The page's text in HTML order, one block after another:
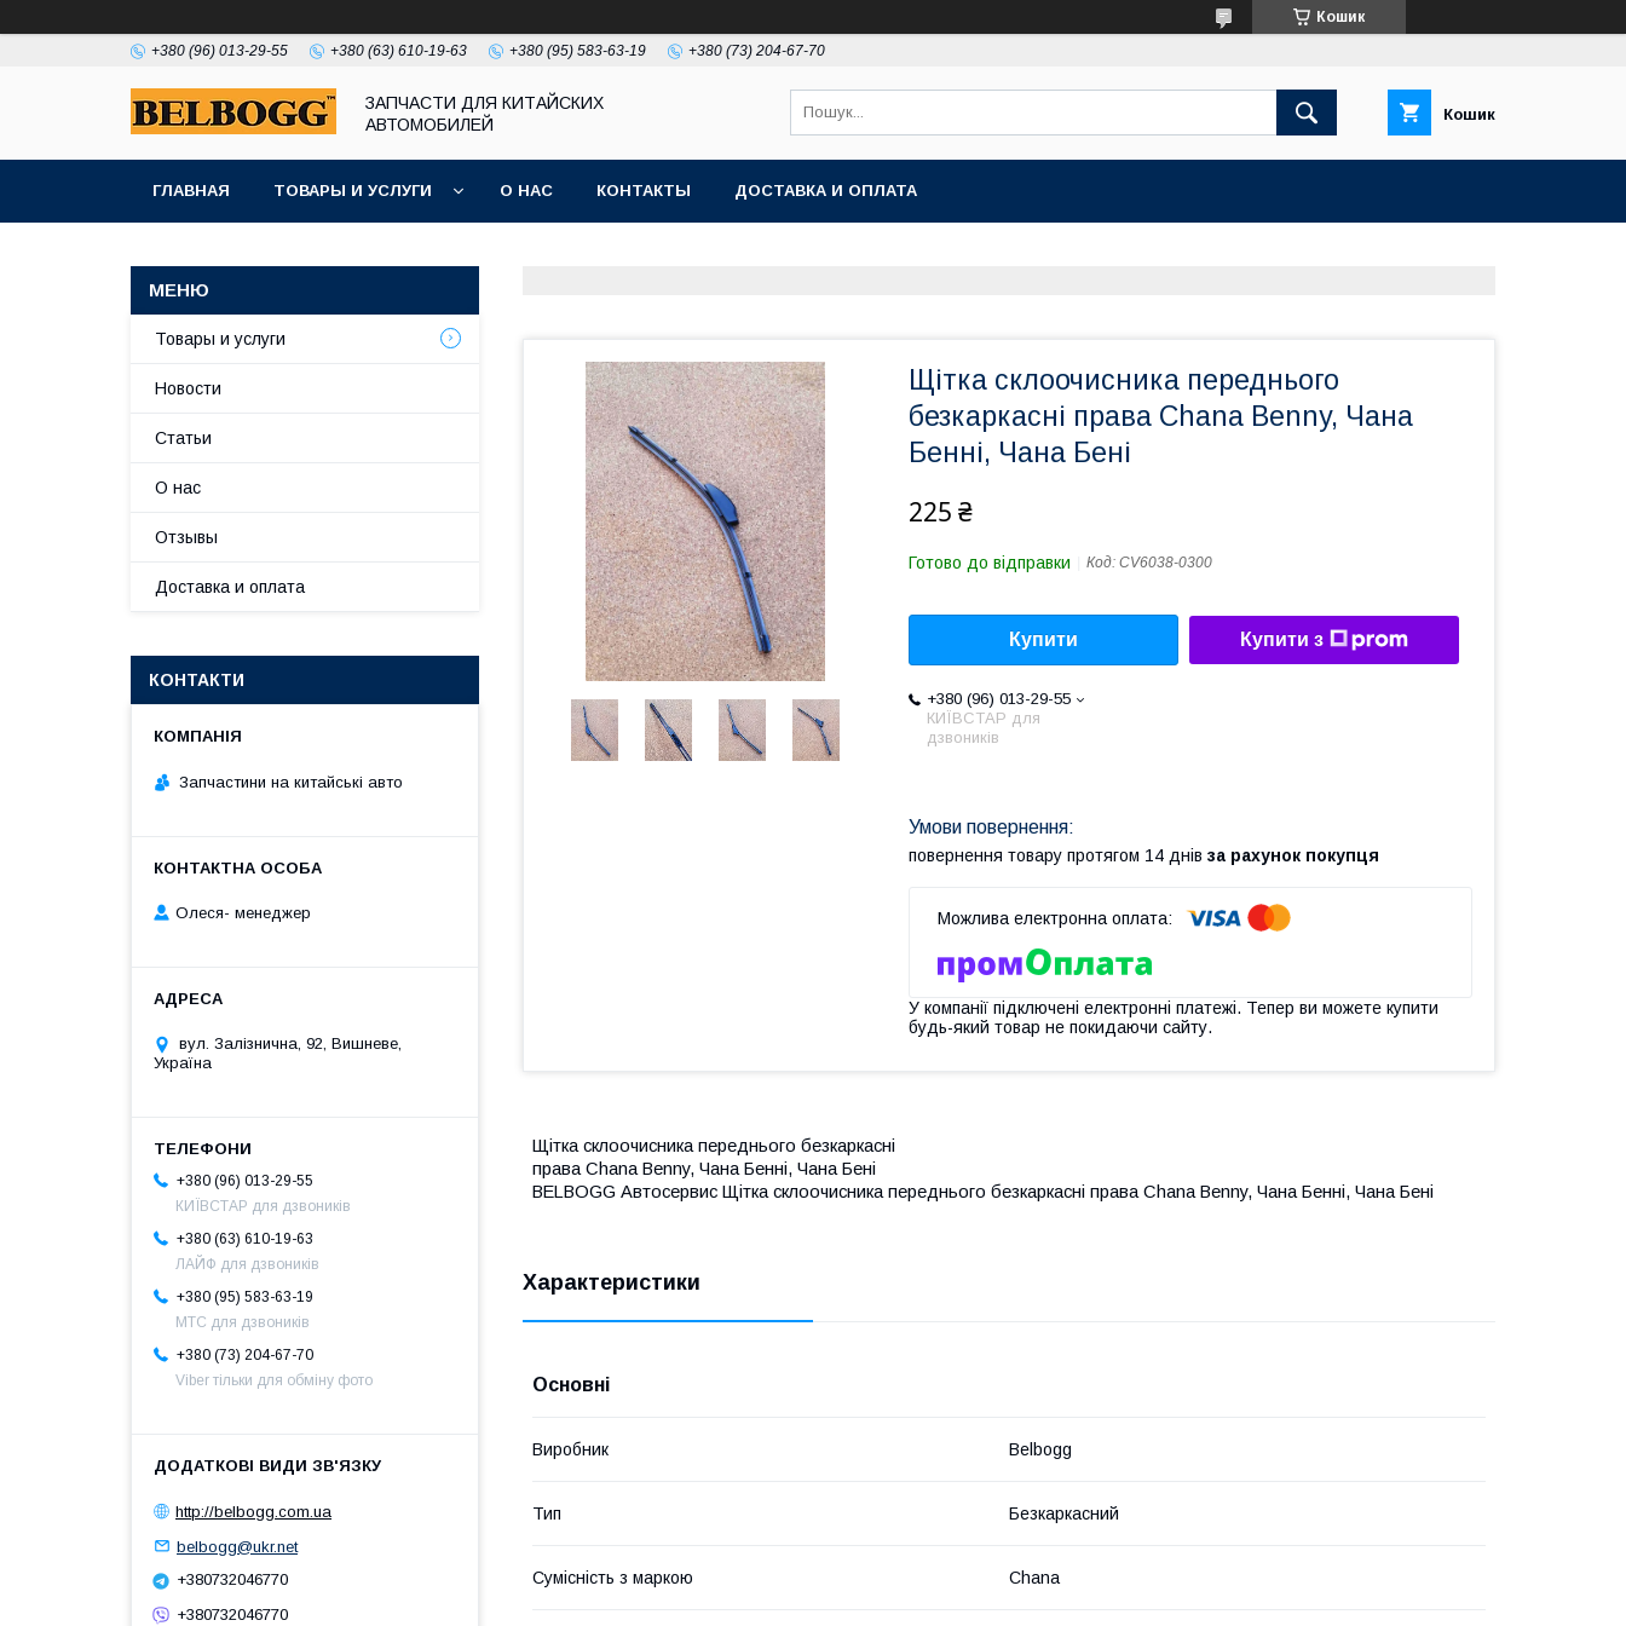
Кошик
+380 (96) 013-29-55 +380 (63) 610-19-63 +380 (95) 583-63-19 +380 (73) 204-67-70
ЗАПЧАСТИ ДЛЯ КИТАЙСКИХ
АВТОМОБИЛЕЙ
Кошик
ГЛАВНАЯ ТОВАРЫ И УСЛУГИ О НАС КОНТАКТЫ ДОСТАВКА И ОПЛАТА
Щітка склоочисника переднього
безкаркасні права Chana Benny, Чана
Бенні, Чана Бені
225 ₴
Готово до відправки Код: CV6038-0300
Купити Купити з
+380 (96) 013-29-55
КИЇВСТАР для
дзвоників
повернення товару протягом 14 днів за рахунок покупця
У компанії підключені електронні платежі. Тепер ви можете купити
будь-який товар не покидаючи сайту.
Щітка склоочисника переднього безкаркасні
права Chana Benny, Чана Бенні, Чана Бені
BELBOGG Автосервис Щітка склоочисника переднього безкаркасні права Chana Benny, Чана Бенні, Чана Бені
Характеристики
Основні
Виробник Belbogg
Тип Безкаркасний
Сумісність з маркою Chana
Товары и услуги
Новости
Статьи
О нас
Отзывы
Доставка и оплата
КОНТАКТИ
Запчастини на китайські авто
Олеся- менеджер
вул. Залізнична, 92, Вишневе,
Україна
+380 (96) 013-29-55
КИЇВСТАР для дзвоників
+380 (63) 610-19-63
ЛАЙФ для дзвоників
+380 (95) 583-63-19
МТС для дзвоників
+380 (73) 204-67-70
Viber тільки для обміну фото
http://belbogg.com.ua
belbogg@ukr.net
+380732046770
+380732046770